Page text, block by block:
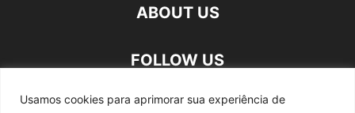
Usamos cookies para aprimorar sua experiência de
ABOUT US
FOLLOW US